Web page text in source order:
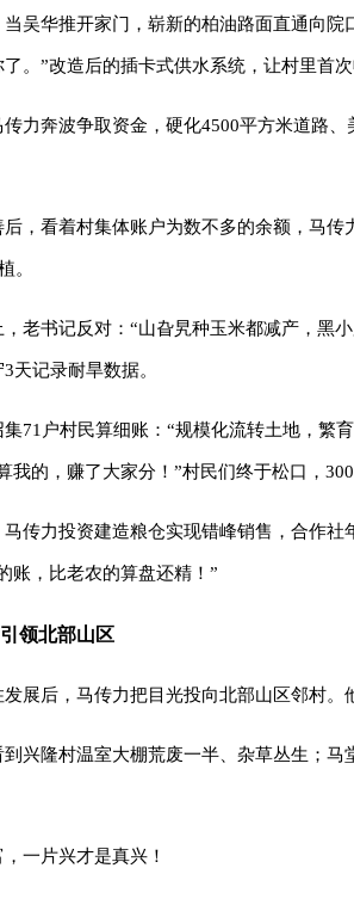
吴华推开家门，崭新的柏油路面直通向
。”改造后的插卡式供水系统，让村里首
传力奔波争取资金，硬化4500平方米道路
，看着村集体账户为数不多的余额，马
。
老书记反对：“山旮旯种玉米都减产，黑
天记录耐旱数据。
71户村民算细账：“规模化流转土地，繁
我的，赚了大家分！”村民们终于松口，
马传力投资建造粮仓实现错峰销售，合作
账，比老农的算盘还精！”
领北部山区
展后，马传力把目光投向北部山区邻村
到兴隆村温室大棚荒废一半、杂草丛生；
一片兴才是真兴！